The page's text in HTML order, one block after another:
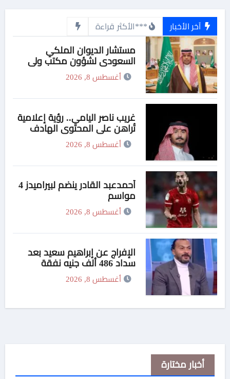
آخر الأخبار ***الأكثر قراءة
مستشار الديوان الملكي
السعودي لشؤون مكتب ولي
العهد يهنئ وزير التربية والتعليم
والتعليم الفني بمناسبة منحه
أغسطس 8, 2026
غريب ناصر اليامي.. رؤية إعلامية
تُراهن على المحتوى الهادف
أغسطس 8, 2026
أحمدعبد القادر ينضم لبيراميدز 4
مواسم
أغسطس 8, 2026
الإفراج عن إبراهيم سعيد بعد
سداد 486 ألف جنيه نفقة
لطليقته
أغسطس 8, 2026
أخبار مختارة